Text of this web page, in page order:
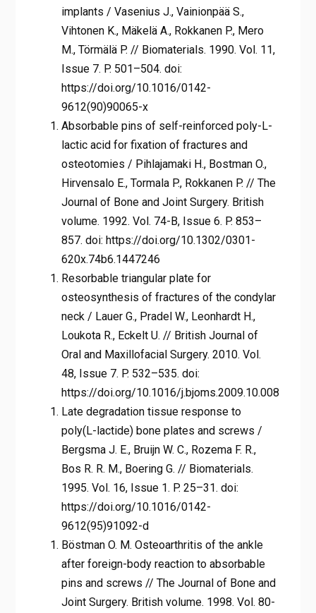
implants / Vasenius J., Vainionpää S.,
Vihtonen K., Mäkelä A., Rokkanen P., Mero
M., Törmälä P. // Biomaterials. 1990. Vol. 11,
Issue 7. P. 501–504. doi:
https://doi.org/10.1016/0142-
9612(90)90065-x
Absorbable pins of self-reinforced poly-L-
lactic acid for fixation of fractures and
osteotomies / Pihlajamaki H., Bostman O.,
Hirvensalo E., Tormala P., Rokkanen P. // The
Journal of Bone and Joint Surgery. British
volume. 1992. Vol. 74-B, Issue 6. P. 853–
857. doi: https://doi.org/10.1302/0301-
620x.74b6.1447246
Resorbable triangular plate for
osteosynthesis of fractures of the condylar
neck / Lauer G., Pradel W., Leonhardt H.,
Loukota R., Eckelt U. // British Journal of
Oral and Maxillofacial Surgery. 2010. Vol.
48, Issue 7. P. 532–535. doi:
https://doi.org/10.1016/j.bjoms.2009.10.008
Late degradation tissue response to
poly(L-lactide) bone plates and screws /
Bergsma J. E., Bruijn W. C., Rozema F. R.,
Bos R. R. M., Boering G. // Biomaterials.
1995. Vol. 16, Issue 1. P. 25–31. doi:
https://doi.org/10.1016/0142-
9612(95)91092-d
Böstman O. M. Osteoarthritis of the ankle
after foreign-body reaction to absorbable
pins and screws // The Journal of Bone and
Joint Surgery. British volume. 1998. Vol. 80-